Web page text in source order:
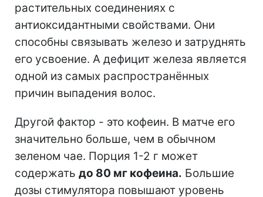
растительных соединениях с
антиоксидантными свойствами. Они
способны связывать железо и затруднять
его усвоение. А дефицит железа является
одной из самых распространённых
причин выпадения волос.
Другой фактор - это кофеин. В матче его
значительно больше, чем в обычном
зеленом чае. Порция 1-2 г может
содержать до 80 мг кофеина. Большие
дозы стимулятора повышают уровень